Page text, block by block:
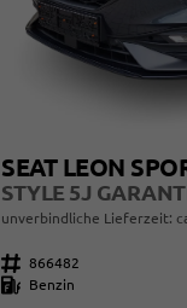
SEAT LEON
unverbindliche Lieferzeit:
Fahrzeugnr. 866482
Kraftstoff
Benzin